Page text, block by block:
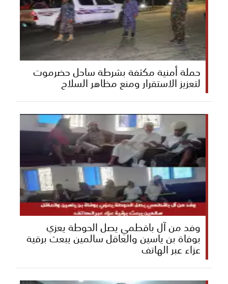
حملة أمنية مكثفة بشرطة ساحل حضرموت
لتعزيز الاستقرار ومنع مظاهر السلاح
وفد من آل باقطمي يصل الحوطة يعزي
بوفاة بن ياسين والعاقل سالمين يبعث برقية
عزاء عبر الهاتف